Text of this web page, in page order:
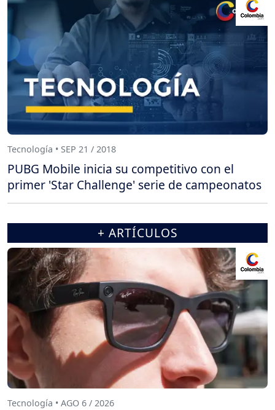
Tecnología • SEP 21 / 2018
PUBG Mobile inicia su competitivo con el
primer 'Star Challenge' serie de campeonatos
+ ARTÍCULOS
Tecnología • AGO 6 / 2026